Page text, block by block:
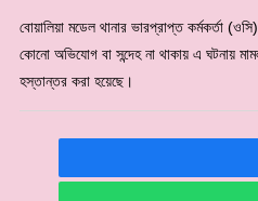
বোয়ালিয়া মডেল থানার ভারপ্রাপ্ত কর্মকর্তা
কোনো অভিযোগ বা সন্দেহ না থাকায় এ ঘটনায়
হস্তান্তর করা হয়েছে।